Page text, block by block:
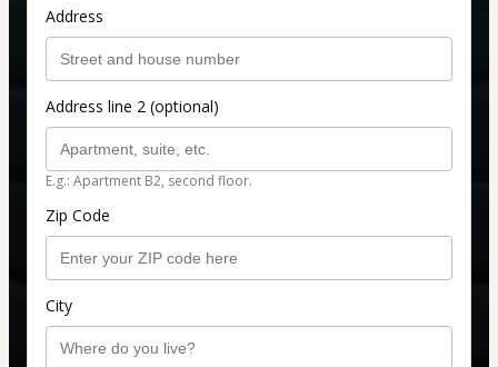
Address
Address line 2 (optional)
E.g.: Apartment B2, second floor.
Zip Code
City